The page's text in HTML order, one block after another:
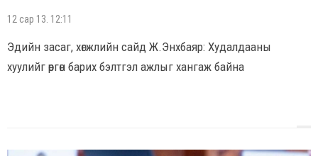
12 сар 13. 12:11
Эдийн засаг, хөгжлийн сайд Ж.Энхбаяр: Худалдааны
хуулийг өргөн барих бэлтгэл ажлыг хангаж байна